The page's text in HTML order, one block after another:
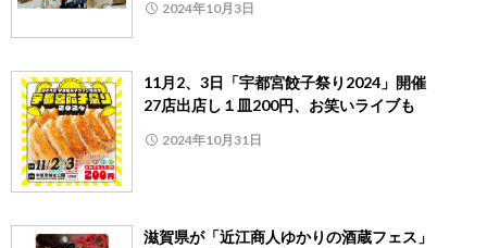
2024年10月3日
11月2、3日「宇都宮餃子祭り2024」開催
27店出店し１皿200円、お笑いライブも
2024年10月31日
滋賀県が「近江商人ゆかりの酒蔵フェス」